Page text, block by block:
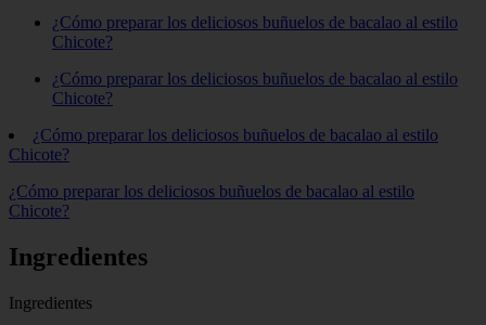
¿Cómo preparar los deliciosos buñuelos de bacalao al estilo
Chicote?
¿Cómo preparar los deliciosos buñuelos de bacalao al estilo
Chicote?
¿Cómo preparar los deliciosos buñuelos de bacalao al estilo
Chicote?
¿Cómo preparar los deliciosos buñuelos de bacalao al estilo
Chicote?
Ingredientes
Ingredientes